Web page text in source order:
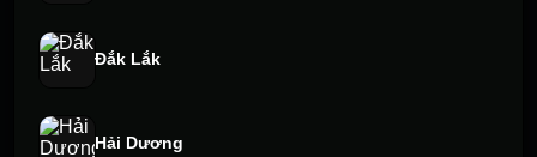
Đắk Lắk
Hải Dương